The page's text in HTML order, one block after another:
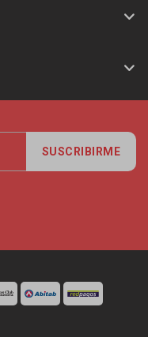
SUSCRIBIRME